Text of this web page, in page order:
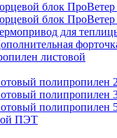
блок ПроВетер
блок ПроВетер
для
листовой
полипропилен
полипропилен
полипропилен
ПЭТ